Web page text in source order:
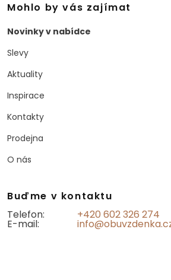
Mohlo by vás zajímat
Novinky v nabídce
Slevy
Aktuality
Inspirace
Kontakty
Prodejna
O nás
Buďme v kontaktu
Telefon:
+420 602 326 274
E-mail: